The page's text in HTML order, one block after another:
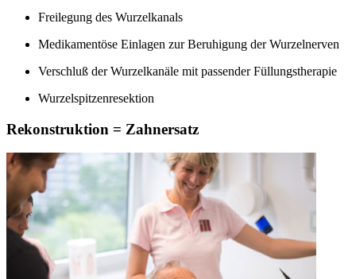
Freilegung des Wurzelkanals
Medikamentöse Einlagen zur Beruhigung der Wurzelnerven
Verschluß der Wurzelkanäle mit passender Füllungstherapie
Wurzelspitzenresektion
Rekonstruktion = Zahnersatz